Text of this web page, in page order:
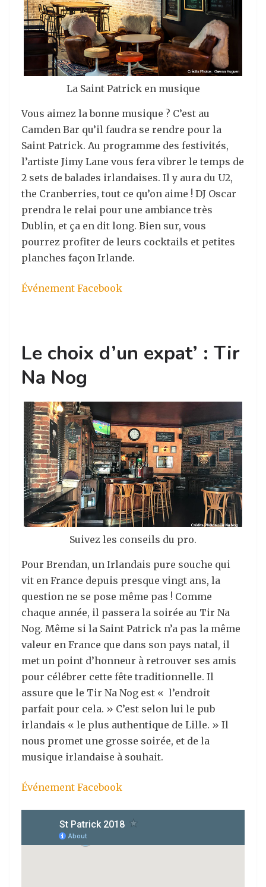
La Saint Patrick en musique
Vous aimez la bonne musique ? C’est au
Camden Bar qu’il faudra se rendre pour la
Saint Patrick. Au programme des festivités,
l’artiste Jimy Lane vous fera vibrer le temps de
2 sets de balades irlandaises. Il y aura du U2,
the Cranberries, tout ce qu’on aime ! DJ Oscar
prendra le relai pour une ambiance très
Dublin, et ça en dit long. Bien sur, vous
pourrez profiter de leurs cocktails et petites
planches façon Irlande.
Événement Facebook
Le choix d’un expat’ : Tir
Na Nog
Suivez les conseils du pro.
Pour Brendan, un Irlandais pure souche qui
vit en France depuis presque vingt ans, la
question ne se pose même pas ! Comme
chaque année, il passera la soirée au Tir Na
Nog. Même si la Saint Patrick n’a pas la même
valeur en France que dans son pays natal, il
met un point d’honneur à retrouver ses amis
pour célébrer cette fête traditionnelle. Il
assure que le Tir Na Nog est « l’endroit
parfait pour cela. » C’est selon lui le pub
irlandais « le plus authentique de Lille. » Il
nous promet une grosse soirée, et de la
musique irlandaise à souhait.
Événement Facebook